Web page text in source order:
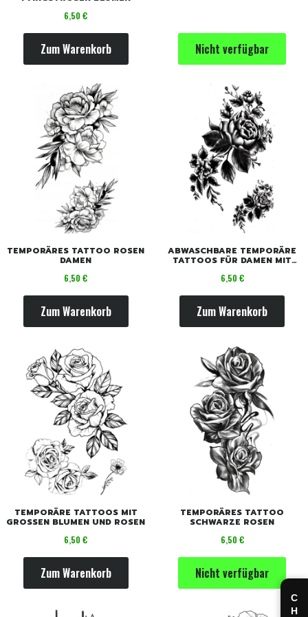
Preis
6,50 €
Zum Warenkorb Nicht verfügbar
TEMPORÄRES TATTOO ROSEN
DAMEN
Preis
6,50 €
Zum Warenkorb
ABWASCHBARE TEMPORÄRE
TATTOOS FÜR DAMEN MIT
BLUMEN
Preis
6,50 €
Zum Warenkorb
TEMPORÄRE TATTOOS MIT
GROSSEN BLUMEN UND ROSEN
Preis
6,50 €
Zum Warenkorb
TEMPORÄRES TATTOO
SCHWARZE ROSEN
Preis
6,50 €
Nicht verfügbar